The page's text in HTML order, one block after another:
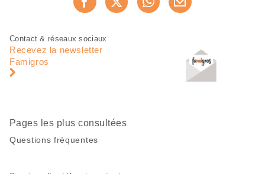
Recommander maintenant
Pied
page
Navigation
pied
Contact & réseaux sociaux
Recevez la newsletter
Famigros
Pages les plus consultées
Questions fréquentes